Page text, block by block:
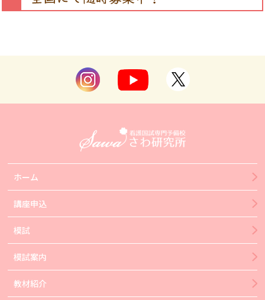
ホーム
講座申込
模試
模試案内
教材紹介